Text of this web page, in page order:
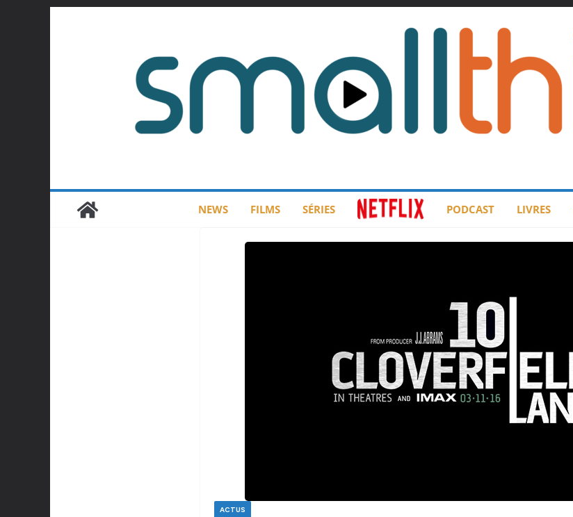
NEWS FILMS SÉRIES PODCAST LIVRES
ACTUS